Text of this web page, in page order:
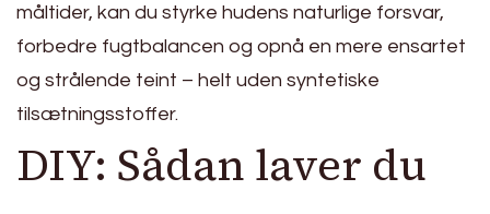
måltider, kan du styrke hudens naturlige forsvar,
forbedre fugtbalancen og opnå en mere ensartet
og strålende teint – helt uden syntetiske
tilsætningsstoffer.
DIY: Sådan laver du